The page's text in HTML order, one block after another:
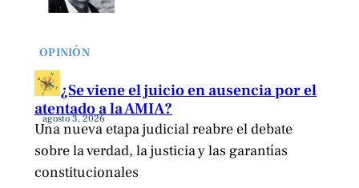
OPINIÓN
¿Se viene el juicio en ausencia por el
atentado a la AMIA?
agosto 3, 2026
Una nueva etapa judicial reabre el debate
sobre la verdad, la justicia y las garantías
constitucionales